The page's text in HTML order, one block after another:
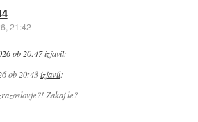
21:42
ob 20:47izjavil:
ob 20:43 izjavil:
Zakaj le?